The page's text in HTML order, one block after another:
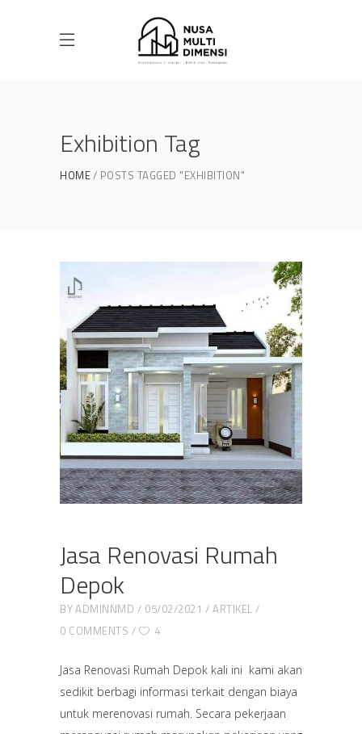
Exhibition Tag
HOME POSTS TAGGED "EXHIBITION"
Jasa Renovasi Rumah
Depok
BYADMINNMD 05/02/2021
ARTIKEL
0 COMMENTS
4
Jasa Renovasi Rumah Depok kali ini kami akan
sedikit berbagi informasi terkait dengan biaya
untuk merenovasi rumah. Secara pekerjaan